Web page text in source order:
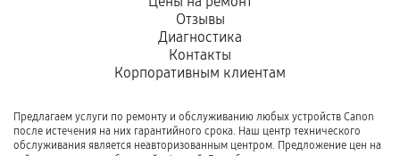
Отзывы
Диагностика
Контакты
Корпоративным клиентам
Предлагаем услуги по ремонту и обслуживанию любых устройств Canon
после истечения на них гарантийного срока. Наш центр технического
обслуживания является неавторизованным центром. Предложение цен на